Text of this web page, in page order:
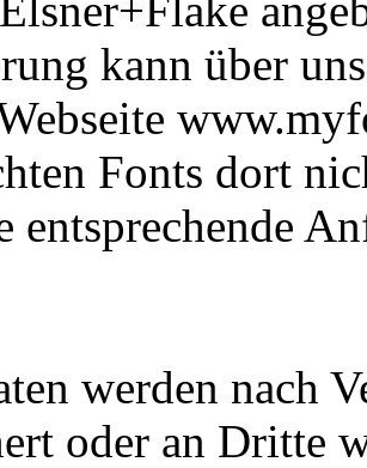
kann über
Fonts dort
entsprechende
werden nach
oder an Dritte